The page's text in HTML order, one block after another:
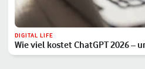
DIGITAL LIFE
Wie viel kostet ChatGPT 2026 –